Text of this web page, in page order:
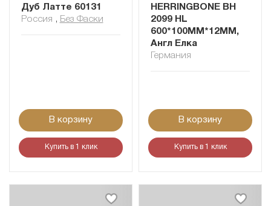
Дуб Латте 60131
Россия , Без Фаски
В корзину
Купить в 1 клик
HERRINGBONE BH
2099 HL
600*100MM*12ММ,
Англ Елка
Германия
В корзину
Купить в 1 клик